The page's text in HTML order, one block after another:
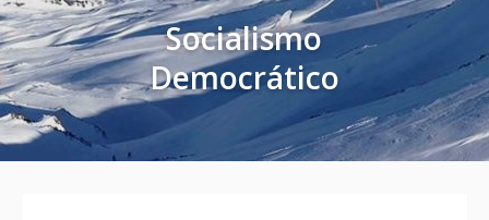
Socialismo
Democrático